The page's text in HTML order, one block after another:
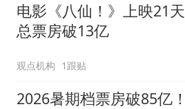
电影《八仙！》上映21天
总票房破13亿
观点机构 1跟贴